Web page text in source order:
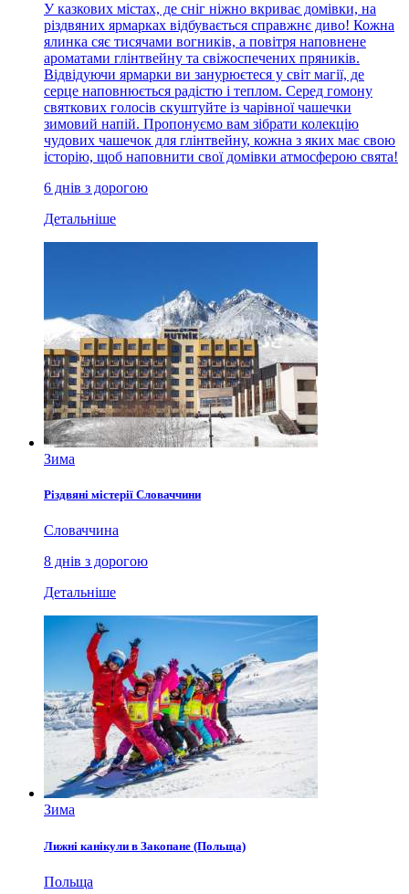
У казкових містах, де сніг ніжно вкриває домівки, на
різдвяних ярмарках відбувається справжнє диво! Кожна
ялинка сяє тисячами вогників, а повітря наповнене
ароматами глінтвейну та свіжоспечених пряників.
Відвідуючи ярмарки ви занурюєтеся у світ магії, де
серце наповнюється радістю і теплом. Серед гомону
святкових голосів скуштуйте із чарівної чашечки
зимовий напій. Пропонуємо вам зібрати колекцію
чудових чашечок для глінтвейну, кожна з яких має свою
історію, щоб наповнити свої домівки атмосферою свята!
6 днів з дорогою
Детальніше
Зима
Різдвяні містерії Словаччини
Словаччина
8 днів з дорогою
Детальніше
Зима
Лижні канікули в Закопане (Польща)
Польща